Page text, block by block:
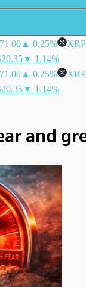
▲ 0.25% XRP
▼ 1.14%
▲ 0.25% XRP
▼ 1.14%
and